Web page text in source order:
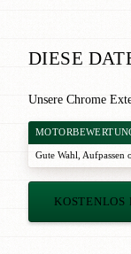
DIESE
Unsere Chrome
Gute Wahl Aufpassen
KOSTENLOS